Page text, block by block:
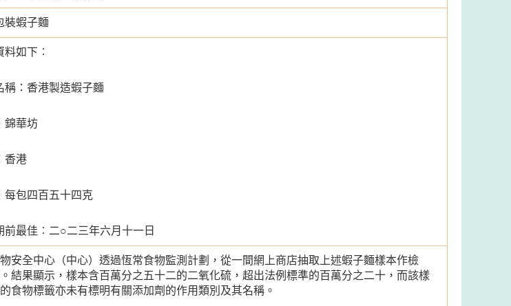
裝蝦子麵
料如下︰
稱：香港製造蝦子麵
錦華坊
香港
每包四百五十四克
前最佳︰二○二三年六月十一日
安全中心（中心）透過恆常食物監測計劃，從一間網上商店抽取上述蝦子麵樣本作檢
結果顯示，樣本含百萬分之五十二的二氧化硫，超出法例標準的百萬分之二十，而該樣
食物標籤亦未有標明有關添加劑的作用類別及其名稱。